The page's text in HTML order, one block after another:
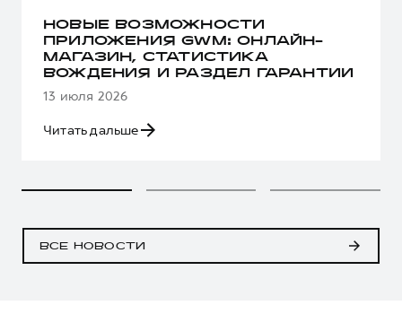
НОВЫЕ ВОЗМОЖНОСТИ
ПРИЛОЖЕНИЯ GWM: ОНЛАЙН-
МАГАЗИН, СТАТИСТИКА
ВОЖДЕНИЯ И РАЗДЕЛ ГАРАНТИИ
13 июля 2026
Читать дальше
ВСЕ НОВОСТИ